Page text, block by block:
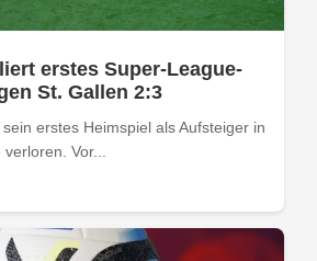
erstes Super-League-
St. Gallen 2:3
erstes Heimspiel als Aufsteiger in
Vor...